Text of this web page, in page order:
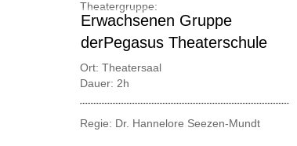
Theatergruppe:
Erwachsenen Gruppe
derPegasus Theaterschule
Ort: Theatersaal
Dauer: 2h
Regie: Dr. Hannelore Seezen-Mundt